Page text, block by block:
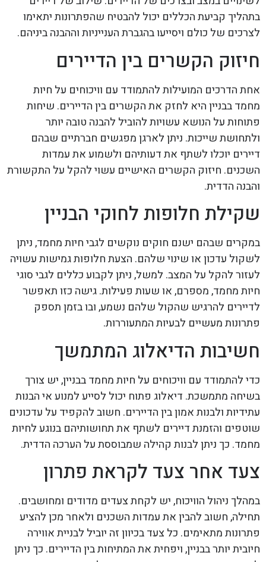
בתהליך קביעת הכללים יכול להבטיח שהפתרונות יתאימו
לצרכים של כולם ויסייעו בהגברת הענייניות וההבנה ביניהם.
חיזוק הקשרים בין הדיירים
אחת הדרכים המועילות להתמודד עם וויכוחים על חיות
מחמד בבניין היא לחזק את הקשרים בין הדיירים. שיחות
פתוחות על הנושא עשויות להוביל להבנה טובה יותר
ולתחושת שייכות. ניתן לארגן מפגשים חברתיים שבהם
דיירים יוכלו לשתף את דעותיהם ולשמוע את עמדות
השכנים. חיזוק הקשרים האישיים עשוי להקל על התקשורת
והבנה הדדית.
שקילת חלופות לחוקי הבניין
במקרים שבהם ישנם חוקים נוקשים לגבי חיות מחמד, ניתן
לשקול עדכון או שינוי שלהם. הצעת חלופות גמישות עשויה
לעזור להקל על המצב. למשל, ניתן לקבוע כללים לגבי סוגי
חיות מחמד, מספרם, או שעות פעילות. גישה כזו תאפשר
לדיירים להרגיש שהקול שלהם נשמע, ובו בזמן תספק
פתרונות מעשיים לבעיות המתעוררות.
חשיבות הדיאלוג המתמשך
כדי להתמודד עם וויכוחים על חיות מחמד בבניין, יש צורך
בשיחה מתמשכת. דיאלוג פתוח יכול לסייע למנוע אי הבנות
עתידיות ולבנות אמון בין הדיירים. חשוב להקפיד על עדכונים
שוטפים והזמנת דיירים לשתף את תחושותיהם בנוגע לחיות
מחמד. כך ניתן לבנות קהילה שמבוססת על הערכה הדדית.
צעד אחר צעד לקראת פתרון
במהלך ניהול הוויכוח, יש לקחת צעדים מדודים ומחושבים.
תחילה, חשוב להבין את עמדות השכנים ולאחר מכן להציע
פתרונות מתאימים. כל צעד בכיוון זה יוביל לבניית אווירה
חיובית יותר בבניין, ויפחית את המתיחות בין הדיירים. כך ניתן